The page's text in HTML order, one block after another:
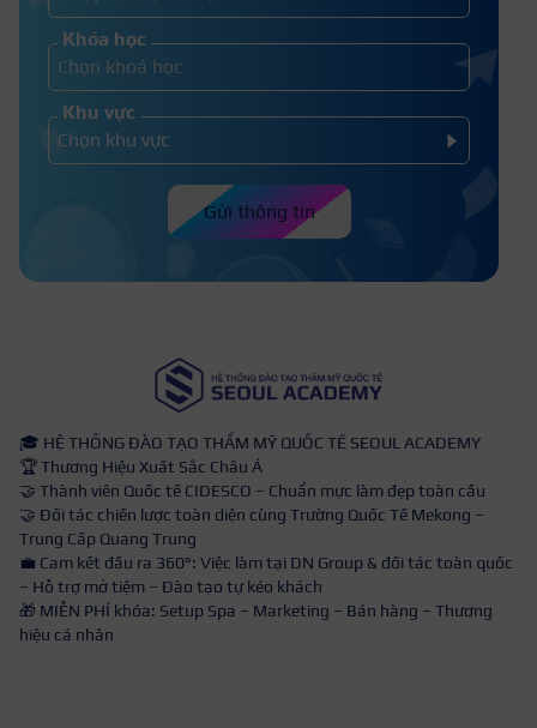
Khóa học
Khu vực
Gửi thông tin
🎓 HỆ THỐNG ĐÀO TẠO THẨM MỸ QUỐC TẾ SEOUL ACADEMY
🏆 Thương Hiệu Xuất Sắc Châu Á
🤝 Thành viên Quốc tế CIDESCO – Chuẩn mực làm đẹp toàn cầu
🤝 Đối tác chiến lược toàn diện cùng Trường Quốc Tế Mekong –
Trung Cấp Quang Trung
💼 Cam kết đầu ra 360°: Việc làm tại DN Group & đối tác toàn quốc
– Hỗ trợ mở tiệm – Đào tạo tự kéo khách
🎁 MIỄN PHÍ khóa: Setup Spa – Marketing – Bán hàng – Thương
hiệu cá nhân